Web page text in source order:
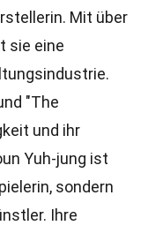
Mit über
sie eine
"The
und ihr
Yuh-jung ist
sondern
Ihre